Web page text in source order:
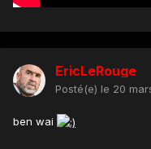
EricLeRouge
Posté(e) le 20
ben wai